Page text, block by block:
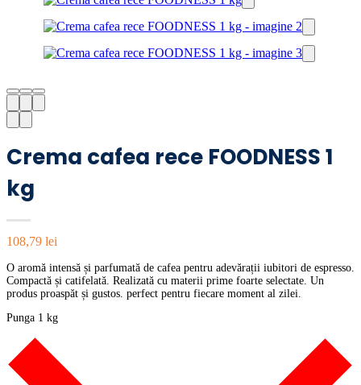
Crema cafea rece FOODNESS 1
kg
108,79 lei
O aromă intensă și parfumată de cafea pentru adevărații iubitori de espresso.
Compactă și catifelată. Realizată cu materii prime foarte selectate. Un
produs proaspăt și gustos. perfect pentru fiecare moment al zilei.
Punga 1 kg